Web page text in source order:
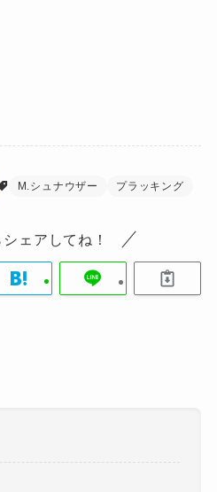
M.シュナウザー プラッキング
ェアしてね！